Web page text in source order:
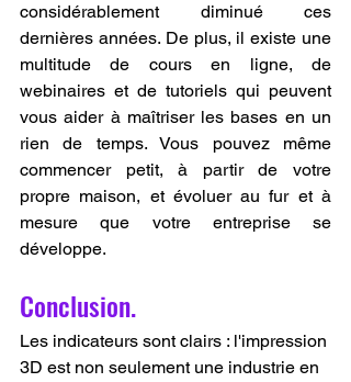
considérablement diminué ces
dernières années. De plus, il existe une
multitude de cours en ligne, de
webinaires et de tutoriels qui peuvent
vous aider à maîtriser les bases en un
rien de temps. Vous pouvez même
commencer petit, à partir de votre
propre maison, et évoluer au fur et à
mesure que votre entreprise se
développe.
Conclusion.
Les indicateurs sont clairs : l'impression
3D est non seulement une industrie en